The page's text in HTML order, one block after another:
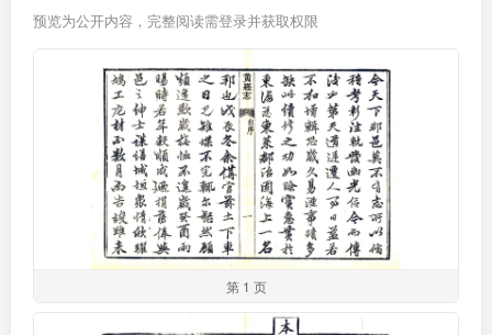
预览为公开内容，完整阅读需登录并获取权限
第 1 页